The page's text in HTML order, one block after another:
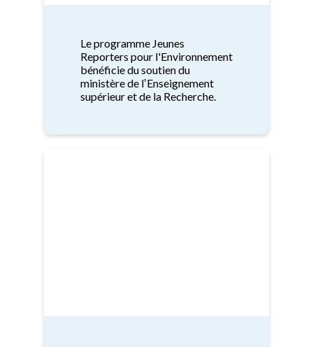
Le programme Jeunes
Reporters pour l'Environnement
bénéficie du soutien du
ministère de lʼEnseignement
supérieur et de la Recherche.